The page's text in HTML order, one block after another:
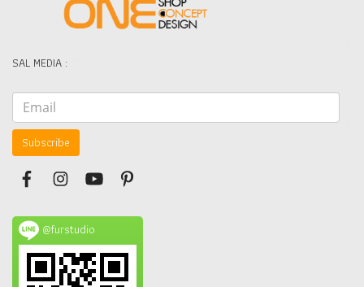
SAL MEDIA :
Subscribe
@furstudio